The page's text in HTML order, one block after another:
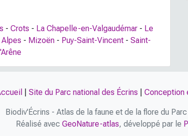
- Crots - La Chapelle-en-Valgaudémar - Le
- Mizoën - Puy-Saint-Vincent - Saint-
Site du Parc national des Écrins Conception
Biodiv'Écrins - Atlas de la faune et de la flore du
Réalisé avec GeoNature-atlas, développé par le